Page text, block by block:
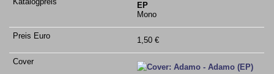
EP
Mono
1,50 €